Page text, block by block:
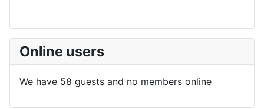
Online users
We have 58 guests and no members online